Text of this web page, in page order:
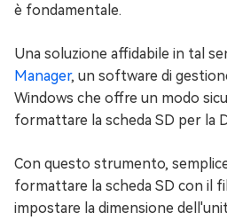
è fondamentale.
Una soluzione affidabile in tal
Manager, un software di
Windows che offre un modo
formattare la scheda SD per la
Con questo strumento,
formattare la scheda SD con il
impostare la dimensione